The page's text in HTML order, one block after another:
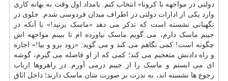
دولتی در مواجهه با کرونا» انتخاب کنم. بامداد اول وقت به بهانه کاری
وارد یکی از ادارات دولتی در اطراف میدان فردوسی شدم. جلوی در
نگهبانی نشسته است که تذکر می دهد «ماسک بزنید!» با آنکه در
جیبم ماسک دارم، می گویم ماسک نیاورده ام تا ببینم مواجهه اش
چگونه است! کمی نگاهم می کند و می گوید: «زود برو و بیا!» اجازه
و راه دادنش متعجبم می کند؛ کمی که از او فاصله می گیرم، گوشه
ای می ایستم و ماسک را از جیبم درمی آورم. در راهروها ارباب
رجوع ها نشسته اند، به ندرت بر صورت شان ماسک دارند؛ داخل اتاق